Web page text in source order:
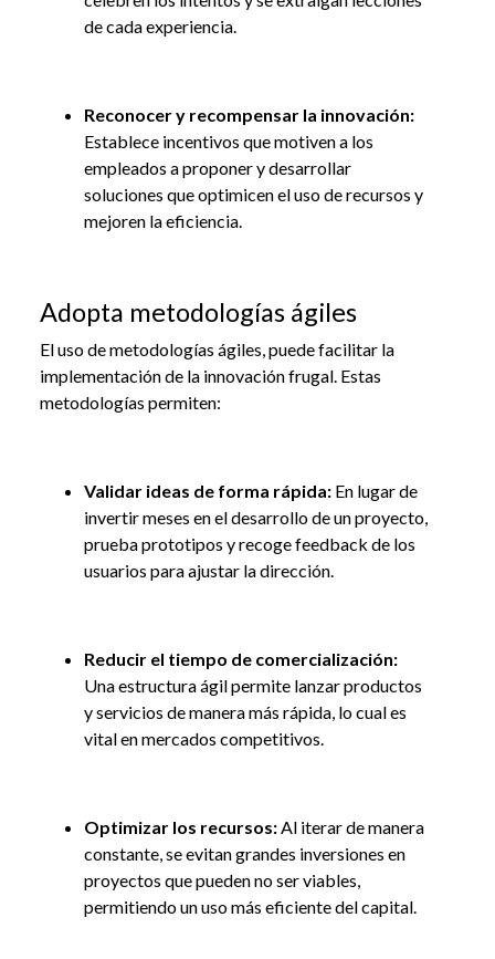
de cada experiencia.
Reconocer y recompensar la innovación:
Establece incentivos que motiven a los
empleados a proponer y desarrollar
soluciones que optimicen el uso de recursos y
mejoren la eficiencia.
Adopta metodologías ágiles
El uso de metodologías ágiles, puede facilitar la
implementación de la innovación frugal. Estas
metodologías permiten:
Validar ideas de forma rápida: En lugar de
invertir meses en el desarrollo de un proyecto,
prueba prototipos y recoge feedback de los
usuarios para ajustar la dirección.
Reducir el tiempo de comercialización:
Una estructura ágil permite lanzar productos
y servicios de manera más rápida, lo cual es
vital en mercados competitivos.
Optimizar los recursos:Al iterar de manera
constante, se evitan grandes inversiones en
proyectos que pueden no ser viables,
permitiendo un uso más eficiente del capital.